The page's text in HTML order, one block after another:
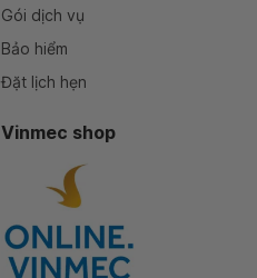
Gói dịch vụ
Bảo hiểm
Đặt lịch hẹn
Vinmec shop